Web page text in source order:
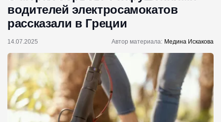
водителей электросамокатов
рассказали в Греции
14.07.2025 Автор материала: Медина Искакова